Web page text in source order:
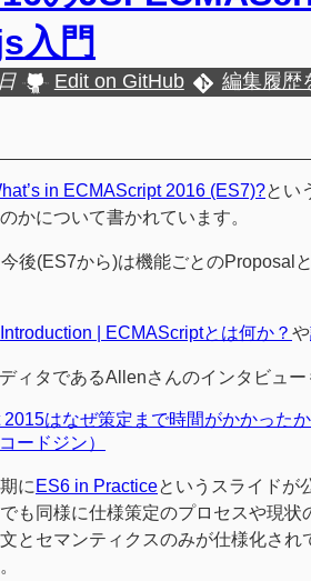
入門
Edit on GitHub 編集履歴
in ECMAScript 2016 (ES7)?とい
かについて書かれています。
後(ES7から)は機能ごとのProposal
Introduction | ECMAScriptとは何か？ や
ィタであるAllenさんのインタビュ
2015はなぜ策定まで時間がかかった
ードジン）
に ES6 in Practiceというスライドが
も同様に仕様策定のプロセスや現
とセマンティクスのみが仕様化さ